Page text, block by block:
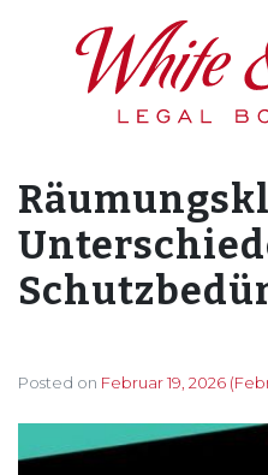
Main
Posted on Februar 19, 2026